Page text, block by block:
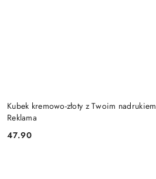
Kubek kremowo-złoty z Twoim
Reklama
Cena:
47.90